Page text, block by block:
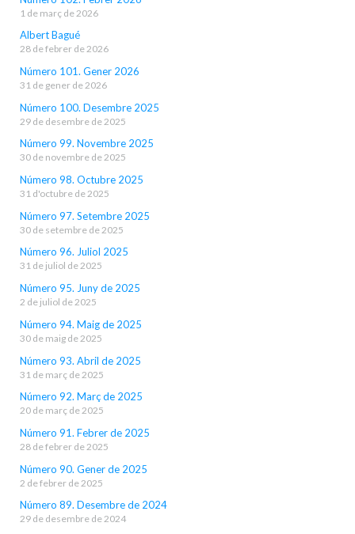
1 de març de 2026
Albert Bagué
28 de febrer de 2026
Número 101. Gener 2026
31 de gener de 2026
Número 100. Desembre 2025
29 de desembre de 2025
Número 99. Novembre 2025
30 de novembre de 2025
Número 98. Octubre 2025
31 d'octubre de 2025
Número 97. Setembre 2025
30 de setembre de 2025
Número 96. Juliol 2025
31 de juliol de 2025
Número 95. Juny de 2025
2 de juliol de 2025
Número 94. Maig de 2025
30 de maig de 2025
Número 93. Abril de 2025
31 de març de 2025
Número 92. Març de 2025
20 de març de 2025
Número 91. Febrer de 2025
28 de febrer de 2025
Número 90. Gener de 2025
2 de febrer de 2025
Número 89. Desembre de 2024
29 de desembre de 2024